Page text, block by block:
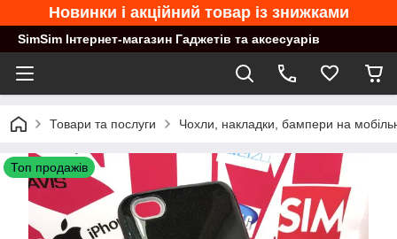
Новинки і акційний товар із знижками
SimSim Інтернет-магазин Гаджетів та аксесуарів
Товари та послуги Чохли, накладки, бампери на
Топ продажів